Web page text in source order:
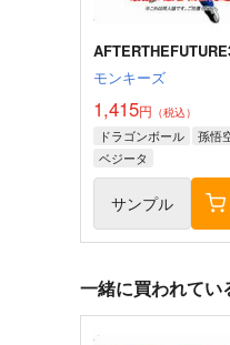
モンキーズ
1,415円 （税込）
ドラゴンボール
孫悟
ベジータ
サンプル
一緒に買われてい